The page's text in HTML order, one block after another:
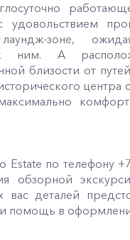
удовольствием
зоне,
к ним. А
близости от
центра
Estate по телефону
обзорной
вас деталей
помощь в